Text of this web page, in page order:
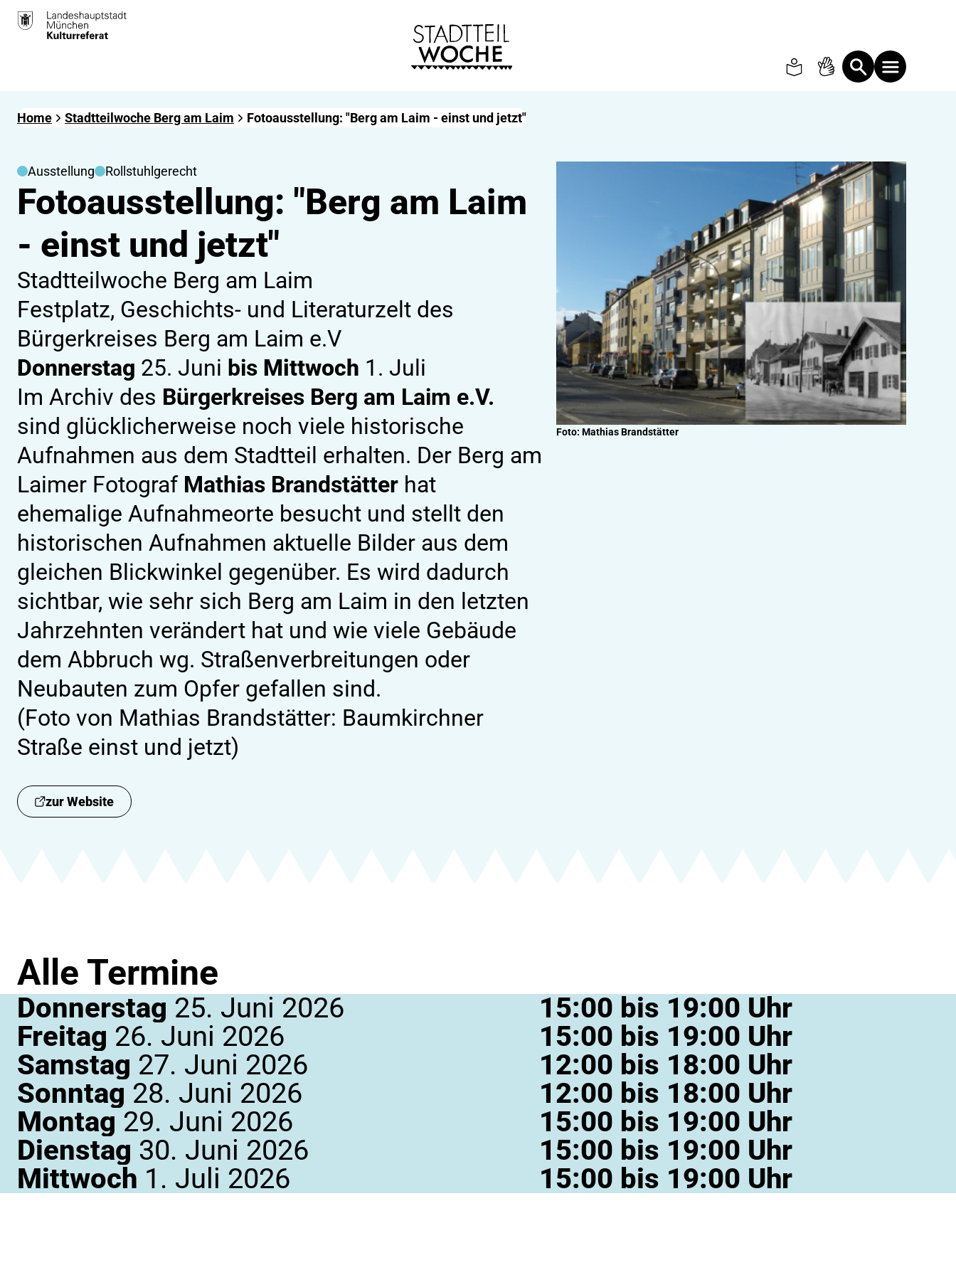
Search
Home
Stadtteilwoche Berg am Laim Fotoausstellung: "Berg am Laim - einst und jetzt"
Ausstellung Rollstuhlgerecht
Fotoausstellung: "Berg am Laim
- einst und jetzt"
Stadtteilwoche Berg am Laim
Festplatz, Geschichts- und Literaturzelt des
Bürgerkreises Berg am Laim e.V
Donnerstag 25. Juni bis Mittwoch 1. Juli
Im Archiv des Bürgerkreises Berg am Laim e.V.
sind glücklicherweise noch viele historische
Aufnahmen aus dem Stadtteil erhalten. Der Berg am
Laimer Fotograf Mathias Brandstätter hat
ehemalige Aufnahmeorte besucht und stellt den
historischen Aufnahmen aktuelle Bilder aus dem
gleichen Blickwinkel gegenüber. Es wird dadurch
sichtbar, wie sehr sich Berg am Laim in den letzten
Jahrzehnten verändert hat und wie viele Gebäude
dem Abbruch wg. Straßenverbreitungen oder
Neubauten zum Opfer gefallen sind.
(Foto von Mathias Brandstätter: Baumkirchner
Straße einst und jetzt)
zur Website
Foto: Mathias Brandstätter
Alle Termine
Donnerstag 25. Juni 2026
15:00 bis 19:00 Uhr
Freitag 26. Juni 2026
15:00 bis 19:00 Uhr
Samstag 27. Juni 2026
12:00 bis 18:00 Uhr
Sonntag 28. Juni 2026
12:00 bis 18:00 Uhr
Montag 29. Juni 2026
15:00 bis 19:00 Uhr
Dienstag 30. Juni 2026
15:00 bis 19:00 Uhr
Mittwoch 1. Juli 2026 15:00 bis 19:00 Uhr